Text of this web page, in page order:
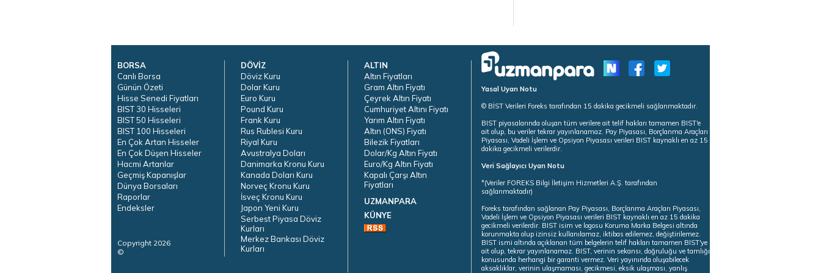
BORSA
Canlı Borsa
Günün Özeti
Hisse Senedi Fiyatları
BIST 30 Hisseleri
BIST 50 Hisseleri
BIST 100 Hisseleri
En Çok Artan Hisseler
En Çok Düşen Hisseler
Hacmi Artanlar
Geçmiş Kapanışlar
Dünya Borsaları
Raporlar
Endeksler
Copyright 2026
©
DÖVİZ
Döviz Kuru
Dolar Kuru
Euro Kuru
Pound Kuru
Frank Kuru
Rus Rublesi Kuru
Riyal Kuru
Avustralya Doları
Danimarka Kronu Kuru
Kanada Doları Kuru
Norveç Kronu Kuru
İsveç Kronu Kuru
Japon Yeni Kuru
Serbest Piyasa Döviz
Kurları
Merkez Bankası Döviz
Kurları
ALTIN
Altın Fiyatları
Gram Altın Fiyatı
Çeyrek Altın Fiyatı
Cumhuriyet Altını Fiyatı
Yarım Altın Fiyatı
Altın (ONS) Fiyatı
Bilezik Fiyatları
Dolar/Kg Altın Fiyatı
Euro/Kg Altın Fiyatı
Kapalı Çarşı Altın
Fiyatları
UZMANPARA
KÜNYE
Yasal Uyarı Notu
© BİST Verileri Foreks tarafından 15 dakika gecikmeli sağlanmaktadır.
BIST piyasalarında oluşan tüm verilere ait telif hakları tamamen BIST'e
ait olup, bu veriler tekrar yayınlanamaz. Pay Piyasası, Borçlanma Araçları
Piyasası, Vadeli İşlem ve Opsiyon Piyasası verileri BIST kaynaklı en az 15
dakika gecikmeli verilerdir.
Veri Sağlayıcı Uyarı Notu
*(Veriler FOREKS Bilgi İletişim Hizmetleri A.Ş. tarafından
sağlanmaktadır)
Foreks tarafından sağlanan Pay Piyasası, Borçlanma Araçları Piyasası,
Vadeli İşlem ve Opsiyon Piyasası verileri BIST kaynaklı en az 15 dakika
gecikmeli verilerdir. BIST isim ve logosu Koruma Marka Belgesi altında
korunmakta olup izinsiz kullanılamaz, iktibas edilemez, değiştirilemez.
BIST ismi altında açıklanan tüm belgelerin telif hakları tamamen BIST'ye
ait olup, tekrar yayınlanamaz. BIST, verinin sekansı, doğruluğu ve tamlığı
konusunda herhangi bir garanti vermez. Veri yayınında oluşabilecek
aksaklıklar, verinin ulaşmaması, gecikmesi, eksik ulaşması, yanlış